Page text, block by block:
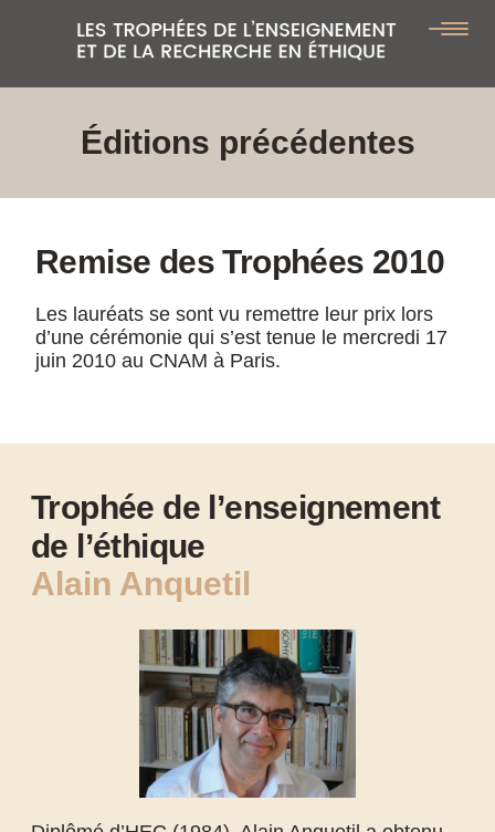
Éditions précédentes
Remise des Trophées 2010
Les lauréats se sont vu remettre leur prix lors
d’une cérémonie qui s’est tenue le mercredi 17
juin 2010 au CNAM à Paris.
Trophée de l’enseignement
de l’éthique
Alain Anquetil